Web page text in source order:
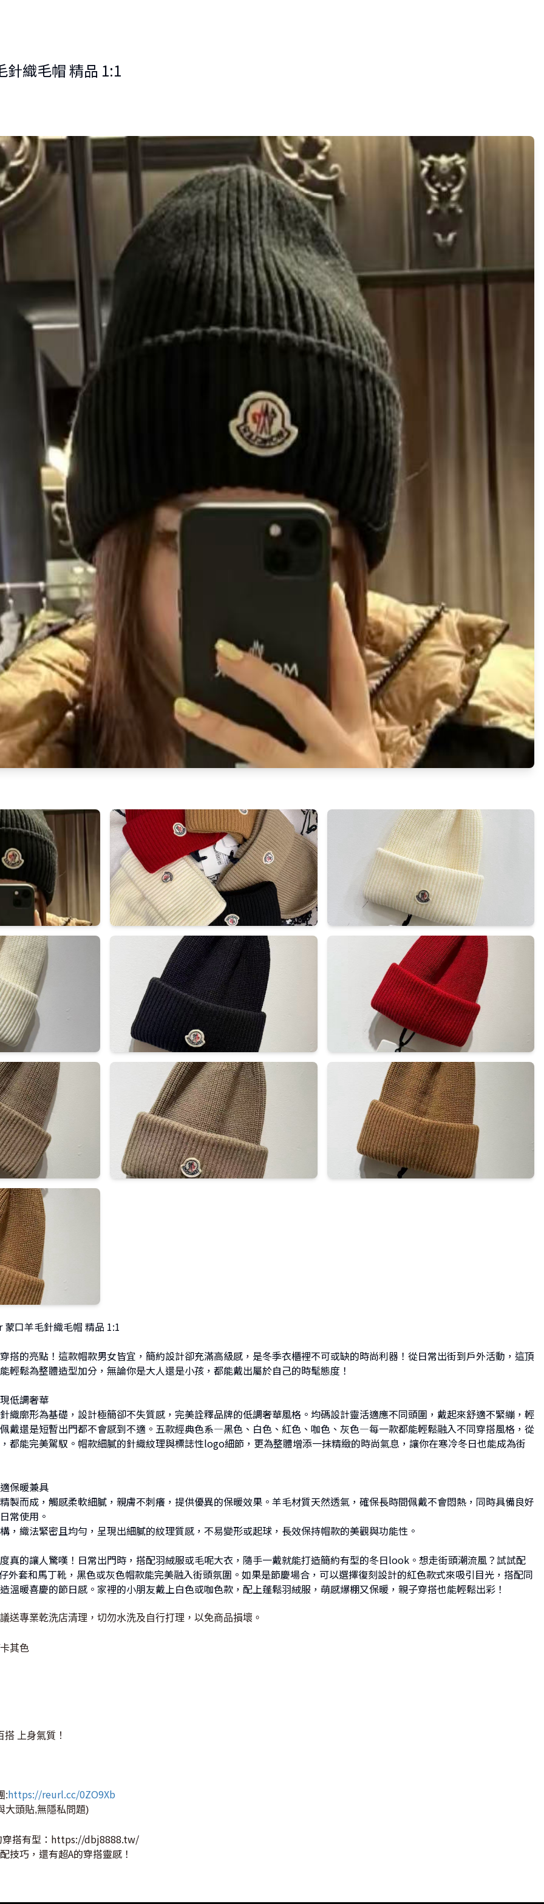
織毛帽 精品 1:1
口羊毛針織毛帽 精品 1:1
搭的亮點！這款帽款男女皆宜，簡約設計卻充滿高級感，是冬季衣櫃裡不可或缺的時尚利器！從日常出街到戶外活動，這頂
輕鬆為整體造型加分，無論你是大人還是小孩，都能戴出屬於自己的時髦態度！
低調奢華
織廓形為基礎，設計極簡卻不失質感，完美詮釋品牌的低調奢華風格。均碼設計靈活適應不同頭圍，戴起來舒適不緊繃，輕
戴還是短暫出門都不會感到不適。五款經典色系—黑色、白色、紅色、咖色、灰色—每一款都能輕鬆融入不同穿搭風格，從
都能完美駕馭。帽款細膩的針織紋理與標誌性logo細節，更為整體增添一抹精緻的時尚氣息，讓你在寒冷冬日也能成為街
保暖兼具
製而成，觸感柔軟細膩，親膚不刺癢，提供優異的保暖效果。羊毛材質天然透氣，確保長時間佩戴不會悶熱，同時具備良好
常使用。
，織法緊密且均勻，呈現出細膩的紋理質感，不易變形或起球，長效保持帽款的美觀與功能性。
真的讓人驚嘆！日常出門時，搭配羽絨服或毛呢大衣，隨手一戴就能打造簡約有型的冬日look。想走街頭潮流風？試試配
外套和馬丁靴，黑色或灰色帽款能完美融入街頭氛圍。如果是節慶場合，可以選擇復刻設計的紅色款式來吸引目光，搭配同
溫暖喜慶的節日感。家裡的小朋友戴上白色或咖色款，配上蓬鬆羽絨服，萌感爆棚又保暖，親子穿搭也能輕鬆出彩！
送專業乾洗店清理，切勿水洗及自行打理，以免商品損壞。
其色
上身氣質！
:https://reurl.cc/0ZO9Xb
大頭貼,無隱私問題)
搭有型： https://dbj8888.tw/
技巧，還有超A的穿搭靈感！